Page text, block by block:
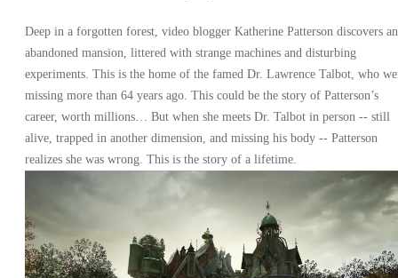
Deep in a forgotten forest, video blogger Katherine Patterson discovers an
abandoned mansion, littered with strange machines and disturbing
experiments. This is the home of the famed Dr. Lawrence Talbot, who
missing more than 64 years ago. This could be the story of Patterson’s
career, worth millions… But when she meets Dr. Talbot in person -- still
alive, trapped in another dimension, and missing his body -- Patterson
realizes she was wrong. This is the story of a lifetime.